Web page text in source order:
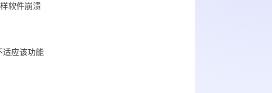
软件崩溃
适应该功能